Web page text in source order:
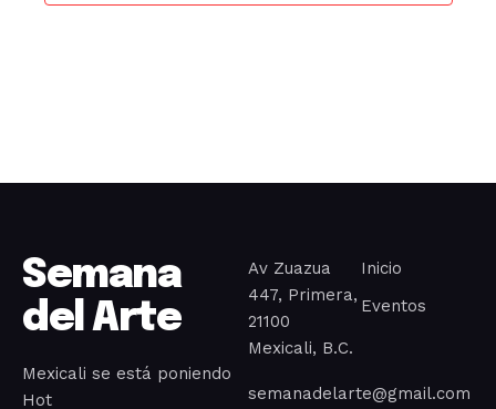
Av Zuazua
447, Primera,
21100
Mexicali, B.C.
semanadelarte@gmail.com
Inicio
Eventos
Semana
del Arte
Mexicali se está poniendo
Hot